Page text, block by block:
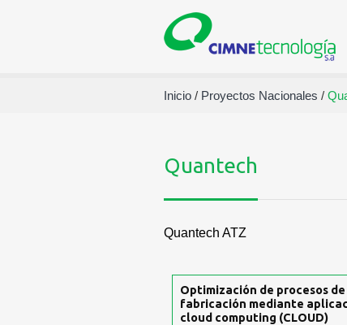
Inicio / Proyectos Nacionales /
Quantech
Quantech ATZ
Optimización de procesos de
fabricación mediante
cloud computing (CLOUD)